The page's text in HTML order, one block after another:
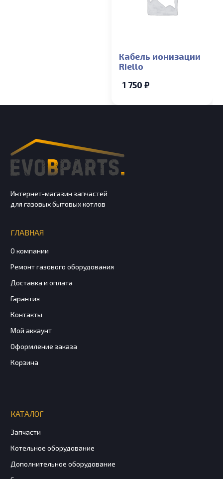
Кабель ионизации
Riello
1 750 ₽
Интернет-магазин запчастей
для газовых бытовых котлов
ГЛАВНАЯ
О компании
Ремонт газового оборудования
Доставка и оплата
Гарантия
Контакты
Мой аккаунт
Оформление заказа
Корзина
КАТАЛОГ
Запчасти
Котельное оборудование
Дополнительное оборудование